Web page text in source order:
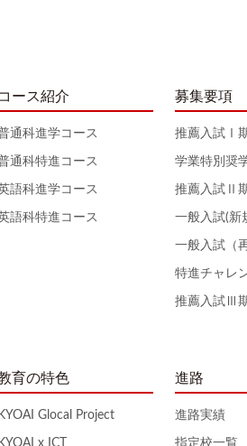
コース紹介
通科進学コース
通科特進コース
語科進学コース
語科特進コース
育の特色
KYOAI Glocal Project
KYOAI x ICT
募集要項
推薦入試Ⅰ
学業特別奨
推薦入試Ⅱ
一般入試(新
一般入試（
特進チャレ
推薦入試Ⅲ
進路
進路実績
指定校一覧